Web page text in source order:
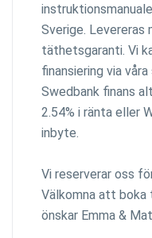
Sverige. Levereras
täthetsgaranti. Vi
finansiering via
Swedbank finans
2.54% i ränta eller
inbyte.
Vi reserverar oss
Välkomna att boka
önskar Emma &